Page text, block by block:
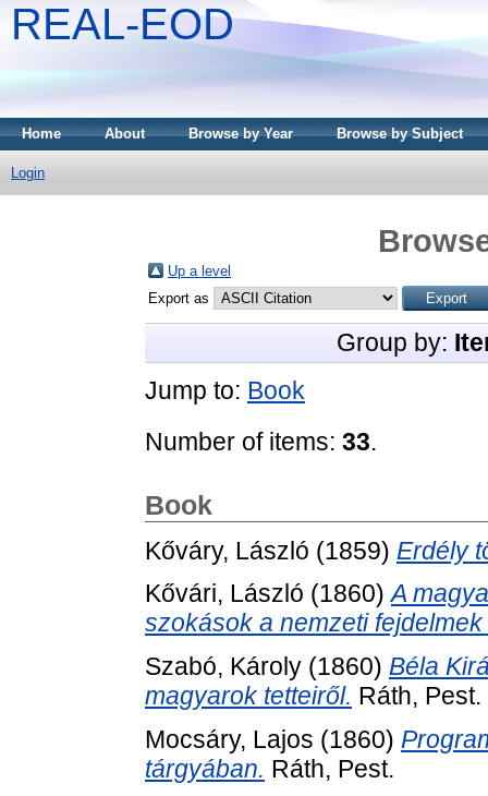
REAL-EOD
Home About Browse by Year Browse by Subject
Login
Up a level
Export as
Group by:
Jump to: Book
Number of items: 33.
Book
Kőváry, László (1859) Erdély
Kővári, László (1860)A
szokások a nemzeti
Szabó, Károly (1860) Béla
magyarok tetteiről. Ráth, Pest.
Mocsáry, Lajos (1860)
tárgyában. Ráth, Pest.